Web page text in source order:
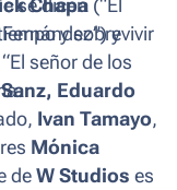
Chapa (“El
y
señor de los
se dicen
y sobrevivir
Eduardo
Ivan Tamayo,
Mónica
de W Studios es